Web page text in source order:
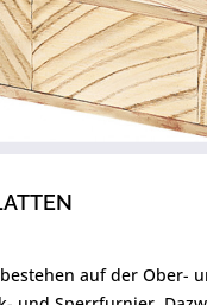
auf der Ober-